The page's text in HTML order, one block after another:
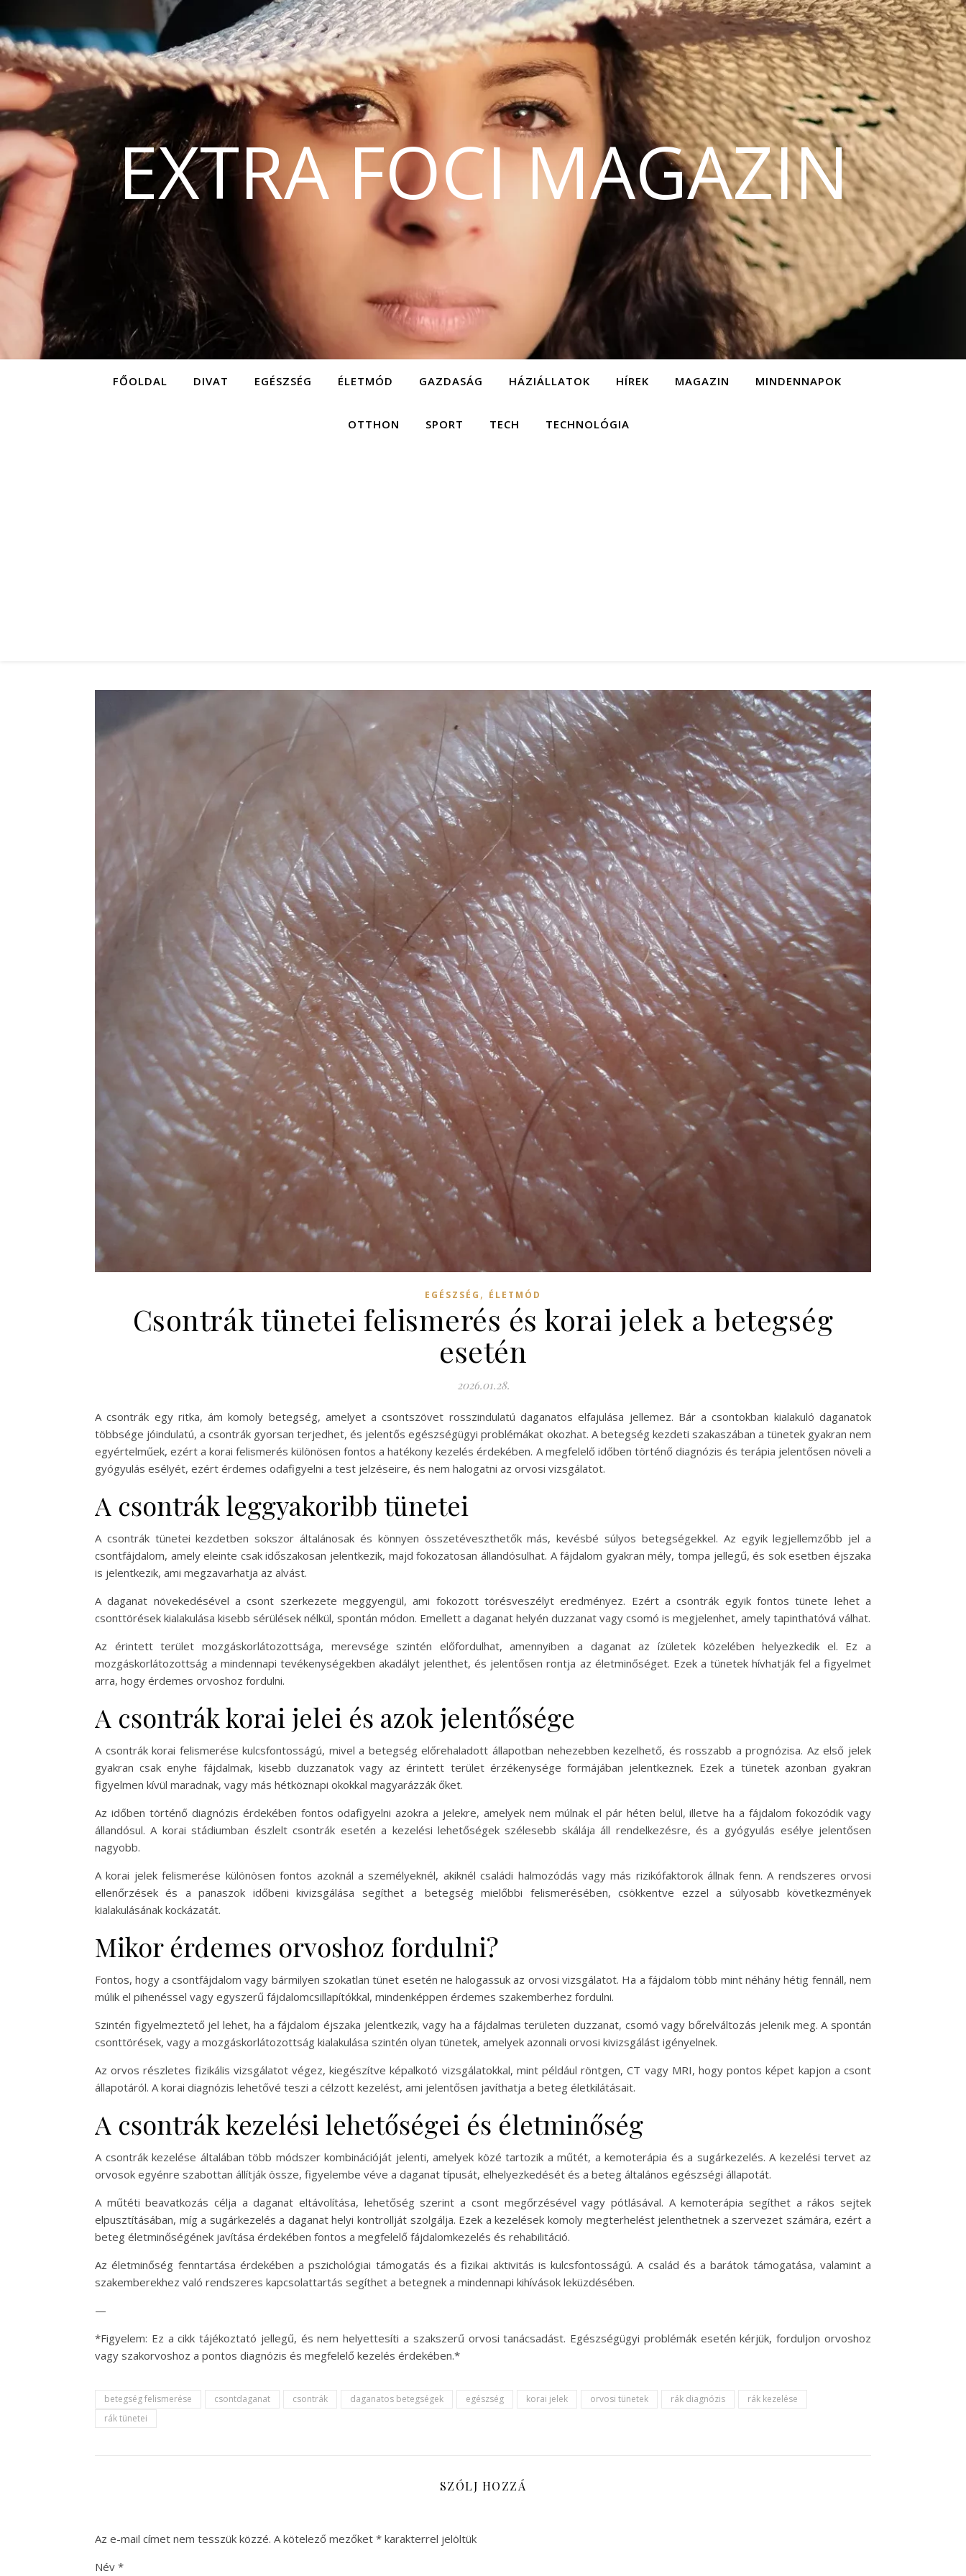
EXTRA FOCI MAGAZIN
FŐOLDAL DIVAT EGÉSZSÉG ÉLETMÓD GAZDASÁG HÁZIÁLLATOK HÍREK MAGAZIN MINDENNAPOK
OTTHON SPORT TECH TECHNOLÓGIA
EGÉSZSÉG , ÉLETMÓD
Csontrák tünetei felismerés és korai jelek a betegség
esetén
2026.01.28.
A csontrák egy ritka, ám komoly betegség, amelyet a csontszövet rosszindulatú daganatos elfajulása jellemez. Bár a csontokban kialakuló daganatok
többsége jóindulatú, a csontrák gyorsan terjedhet, és jelentős egészségügyi problémákat okozhat. A betegség kezdeti szakaszában a tünetek gyakran nem
egyértelműek, ezért a korai felismerés különösen fontos a hatékony kezelés érdekében. A megfelelő időben történő diagnózis és terápia jelentősen növeli a
gyógyulás esélyét, ezért érdemes odafigyelni a test jelzéseire, és nem halogatni az orvosi vizsgálatot.
A csontrák leggyakoribb tünetei
A csontrák tünetei kezdetben sokszor általánosak és könnyen összetéveszthetők más, kevésbé súlyos betegségekkel. Az egyik legjellemzőbb jel a
csontfájdalom, amely eleinte csak időszakosan jelentkezik, majd fokozatosan állandósulhat. A fájdalom gyakran mély, tompa jellegű, és sok esetben éjszaka
is jelentkezik, ami megzavarhatja az alvást.
A daganat növekedésével a csont szerkezete meggyengül, ami fokozott törésveszélyt eredményez. Ezért a csontrák egyik fontos tünete lehet a
csonttörések kialakulása kisebb sérülések nélkül, spontán módon. Emellett a daganat helyén duzzanat vagy csomó is megjelenhet, amely tapinthatóvá válhat.
Az érintett terület mozgáskorlátozottsága, merevsége szintén előfordulhat, amennyiben a daganat az ízületek közelében helyezkedik el. Ez a
mozgáskorlátozottság a mindennapi tevékenységekben akadályt jelenthet, és jelentősen rontja az életminőséget. Ezek a tünetek hívhatják fel a figyelmet
arra, hogy érdemes orvoshoz fordulni.
A csontrák korai jelei és azok jelentősége
A csontrák korai felismerése kulcsfontosságú, mivel a betegség előrehaladott állapotban nehezebben kezelhető, és rosszabb a prognózisa. Az első jelek
gyakran csak enyhe fájdalmak, kisebb duzzanatok vagy az érintett terület érzékenysége formájában jelentkeznek. Ezek a tünetek azonban gyakran
figyelmen kívül maradnak, vagy más hétköznapi okokkal magyarázzák őket.
Az időben történő diagnózis érdekében fontos odafigyelni azokra a jelekre, amelyek nem múlnak el pár héten belül, illetve ha a fájdalom fokozódik vagy
állandósul. A korai stádiumban észlelt csontrák esetén a kezelési lehetőségek szélesebb skálája áll rendelkezésre, és a gyógyulás esélye jelentősen
nagyobb.
A korai jelek felismerése különösen fontos azoknál a személyeknél, akiknél családi halmozódás vagy más rizikófaktorok állnak fenn. A rendszeres orvosi
ellenőrzések és a panaszok időbeni kivizsgálása segíthet a betegség mielőbbi felismerésében, csökkentve ezzel a súlyosabb következmények
kialakulásának kockázatát.
Mikor érdemes orvoshoz fordulni?
Fontos, hogy a csontfájdalom vagy bármilyen szokatlan tünet esetén ne halogassuk az orvosi vizsgálatot. Ha a fájdalom több mint néhány hétig fennáll, nem
múlik el pihenéssel vagy egyszerű fájdalomcsillapítókkal, mindenképpen érdemes szakemberhez fordulni.
Szintén figyelmeztető jel lehet, ha a fájdalom éjszaka jelentkezik, vagy ha a fájdalmas területen duzzanat, csomó vagy bőrelváltozás jelenik meg. A spontán
csonttörések, vagy a mozgáskorlátozottság kialakulása szintén olyan tünetek, amelyek azonnali orvosi kivizsgálást igényelnek.
Az orvos részletes fizikális vizsgálatot végez, kiegészítve képalkotó vizsgálatokkal, mint például röntgen, CT vagy MRI, hogy pontos képet kapjon a csont
állapotáról. A korai diagnózis lehetővé teszi a célzott kezelést, ami jelentősen javíthatja a beteg életkilátásait.
A csontrák kezelési lehetőségei és életminőség
A csontrák kezelése általában több módszer kombinációját jelenti, amelyek közé tartozik a műtét, a kemoterápia és a sugárkezelés. A kezelési tervet az
orvosok egyénre szabottan állítják össze, figyelembe véve a daganat típusát, elhelyezkedését és a beteg általános egészségi állapotát.
A műtéti beavatkozás célja a daganat eltávolítása, lehetőség szerint a csont megőrzésével vagy pótlásával. A kemoterápia segíthet a rákos sejtek
elpusztításában, míg a sugárkezelés a daganat helyi kontrollját szolgálja. Ezek a kezelések komoly megterhelést jelenthetnek a szervezet számára, ezért a
beteg életminőségének javítása érdekében fontos a megfelelő fájdalomkezelés és rehabilitáció.
Az életminőség fenntartása érdekében a pszichológiai támogatás és a fizikai aktivitás is kulcsfontosságú. A család és a barátok támogatása, valamint a
szakemberekhez való rendszeres kapcsolattartás segíthet a betegnek a mindennapi kihívások leküzdésében.
—
*Figyelem: Ez a cikk tájékoztató jellegű, és nem helyettesíti a szakszerű orvosi tanácsadást. Egészségügyi problémák esetén kérjük, forduljon orvoshoz
vagy szakorvoshoz a pontos diagnózis és megfelelő kezelés érdekében.*
betegség felismerése csontdaganat csontrák daganatos betegségek egészség korai jelek orvosi tünetek rák diagnózis
rák kezelése
rák tünetei
SZÓLJ HOZZÁ
Az e-mail címet nem tesszük közzé. A kötelező mezőket * karakterrel jelöltük
Név *